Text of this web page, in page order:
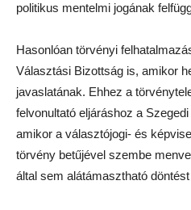
politikus mentelmi jogának
Hasonlóan törvényi
Választási Bizottság is, amikor
javaslatának. Ehhez a
felvonultató eljáráshoz a
amikor a választójogi- és
törvény betűjével szembe
által sem alátámasztható